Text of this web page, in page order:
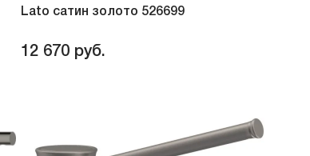
Lato сатин золото 526699
12 670 руб.